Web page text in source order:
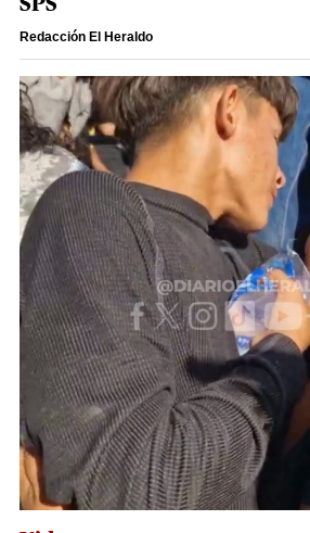
Redacción El Heraldo